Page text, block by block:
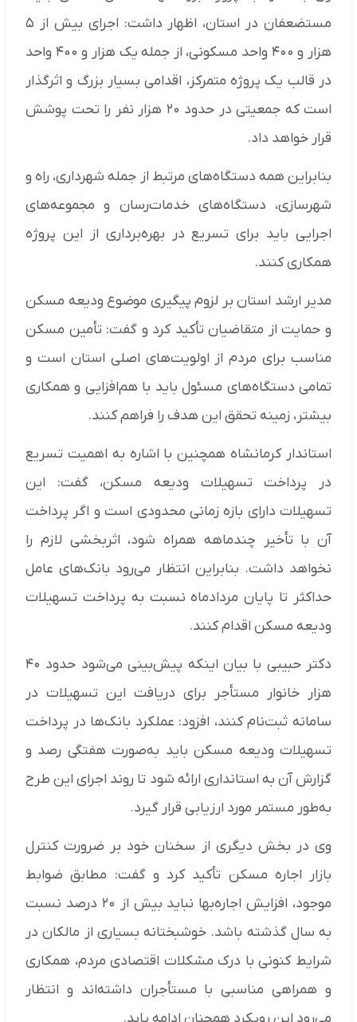
مستضعفان در استان، اظهار داشت: اجرای بیش از ۵
هزار و ۴۰۰ واحد مسکونی، از جمله یک هزار و ۴۰۰ واحد
در قالب یک پروژه متمرکز، اقدامی بسیار بزرگ و اثرگذار
است که جمعیتی در حدود ۲۰ هزار نفر را تحت پوشش
قرار خواهد داد.
بنابراین همه دستگاه‌های مرتبط از جمله شهرداری، راه و
شهرسازی، دستگاه‌های خدمات‌رسان و مجموعه‌های
اجرایی باید برای تسریع در بهره‌برداری از این پروژه
همکاری کنند.
مدیر ارشد استان بر لزوم پیگیری موضوع ودیعه مسکن
و حمایت از متقاضیان تأکید کرد و گفت: تأمین مسکن
مناسب برای مردم از اولویت‌های اصلی استان است و
تمامی دستگاه‌های مسئول باید با هم‌افزایی و همکاری
بیشتر، زمینه تحقق این هدف را فراهم کنند.
استاندار کرمانشاه همچنین با اشاره به اهمیت تسریع
در پرداخت تسهیلات ودیعه مسکن، گفت: این
تسهیلات دارای بازه زمانی محدودی است و اگر پرداخت
آن با تأخیر چندماهه همراه شود، اثربخشی لازم را
نخواهد داشت. بنابراین انتظار می‌رود بانک‌های عامل
حداکثر تا پایان مردادماه نسبت به پرداخت تسهیلات
ودیعه مسکن اقدام کنند.
دکتر حبیبی با بیان اینکه پیش‌بینی می‌شود حدود ۴۰
هزار خانوار مستأجر برای دریافت این تسهیلات در
سامانه ثبت‌نام کنند، افزود: عملکرد بانک‌ها در پرداخت
تسهیلات ودیعه مسکن باید به‌صورت هفتگی رصد و
گزارش آن به استانداری ارائه شود تا روند اجرای این طرح
به‌طور مستمر مورد ارزیابی قرار گیرد.
وی در بخش دیگری از سخنان خود بر ضرورت کنترل
بازار اجاره مسکن تأکید کرد و گفت: مطابق ضوابط
موجود، افزایش اجاره‌بها نباید بیش از ۲۰ درصد نسبت
به سال گذشته باشد. خوشبختانه بسیاری از مالکان در
شرایط کنونی با درک مشکلات اقتصادی مردم، همکاری
و همراهی مناسبی با مستأجران داشته‌اند و انتظار